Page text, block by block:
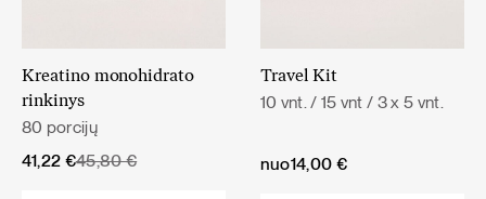
Kreatino monohidrato
rinkinys
80 porcijų
45,80€
Original
41,22 €
Current
Travel Kit
10 vnt. / 15 vnt / 3 x 5 vnt.
nuo14,00 €